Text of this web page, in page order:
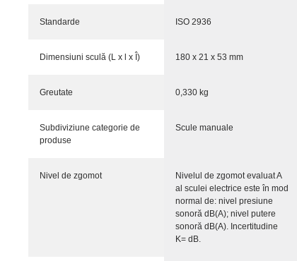
Standarde ISO 2936
Dimensiuni sculă (L x l x Î) 180 x 21 x 53 mm
Greutate 0,330 kg
Subdiviziune categorie de
produse
Scule manuale
Nivel de zgomot
Nivelul de zgomot evaluat A
al sculei electrice este în mod
normal de: nivel presiune
sonoră dB(A); nivel putere
sonoră dB(A). Incertitudine
K= dB.